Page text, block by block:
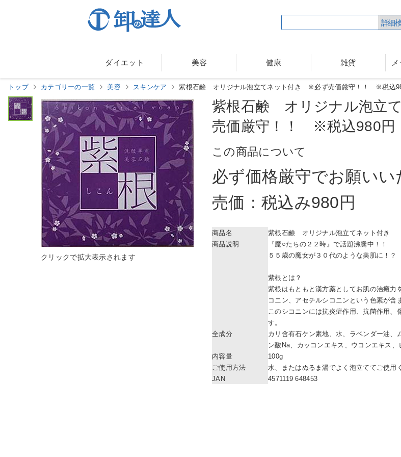
詳細
ダイエット 美容 健康 雑貨
トップ カテゴリーの一覧 美容 スキンケア 紫根石鹸 オリジナル泡立てネット付き ※必ず売価厳守！！ ※税込
紫根石鹸 オリジナル泡立
売価厳守！！ ※税込980円
この商品について
必ず価格厳守でお願いい
売価：税込み980円
商品名
紫根石鹸 オリジナル泡立てネット付き
商品説明
『魔○たちの２２時』で話題沸騰中！！
５５歳の魔女が３０代のような美肌に！？
紫根とは？
紫根はもともと漢方薬としてお肌の治癒力
コニン、アセチルシコニンという色素が含
このシコニンには抗炎症作用、抗菌作用、
す。
全成分
カリ含有石ケン素地、水、ラベンダー油、
ン酸Na、カッコンエキス、ウコンエキス、
内容量
100g
ご使用方法
水、またはぬるま湯でよく泡立ててご使用
JAN
4571119 648453